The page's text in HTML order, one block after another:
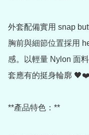
外套配備實用 snap
胸前與細節位置採用
感。以輕量 Nylon 面
套應有的挺身輪廓 🖤❤️
**產品特色：**